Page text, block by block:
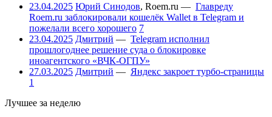
23.04.2025 Юрий Синодов, Roem.ru — Главреду
Roem.ru заблокировали кошелёк Wallet в Telegram и
пожелали всего хорошего 7
23.04.2025 Дмитрий — Telegram исполнил
прошлогоднее решение суда о блокировке
иноагентского «ВЧК-ОГПУ»
27.03.2025 Дмитрий — Яндекс закроет турбо-страницы
1
Лучшее за неделю